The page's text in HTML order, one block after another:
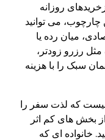
روزانه
می توانید
میان رده یا
رزرو زودتر،
سبک را با هزینه
نیست که لذت سفر را
بخش های کم اثر
خانواده ای که